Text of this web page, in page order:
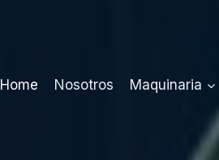
Home
Nosotros Maquinaria